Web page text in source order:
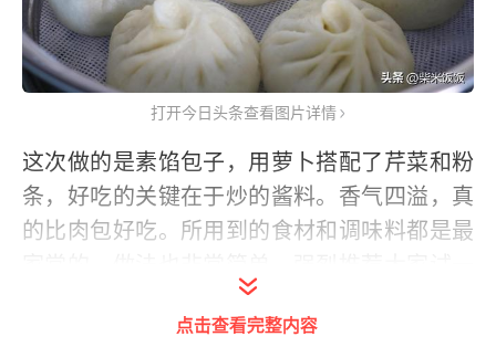
打开今日头条查看图片详情
这次做的是素馅包子，用萝卜搭配了芹菜和粉
条，好吃的关键在于炒的酱料。香气四溢，真
的比肉包好吃。所用到的食材和调味料都是最
点击查看完整内容